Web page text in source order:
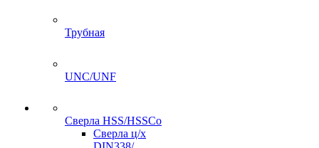
Трубная
UNC/UNF
Сверла HSS/HSSCo
Сверла ц/х